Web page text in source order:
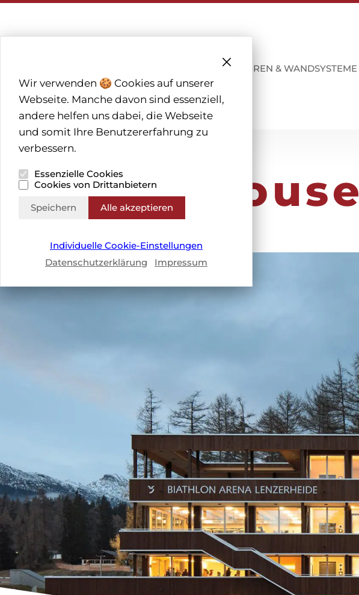
Wir verwenden 🍪 Cookies auf unserer
Webseite. Manche davon sind essenziell,
andere helfen uns dabei, die Webseite
und somit Ihre Benutzererfahrung zu
verbessern.
Essenzielle Cookies
Cookies von Drittanbietern
Speichern
Alle akzeptieren
Individuelle Cookie-Einstellungen
Datenschutzerklärung
Impressum
THEMENWELTEN TÜREN & WANDSYSTEME
Nordic House